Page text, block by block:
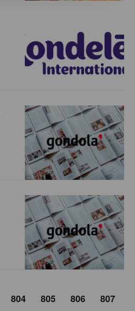
804 805 806 807